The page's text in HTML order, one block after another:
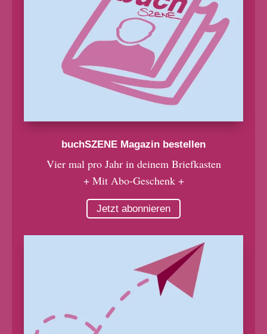
buchSZENE Magazin bestellen
Vier mal pro Jahr in deinem Briefkasten
+ Mit Abo-Geschenk +
Jetzt abonnieren